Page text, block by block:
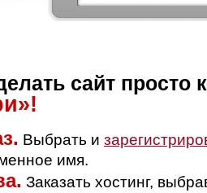
сайт просто
Выбрать и
имя.
Заказать хостинг,